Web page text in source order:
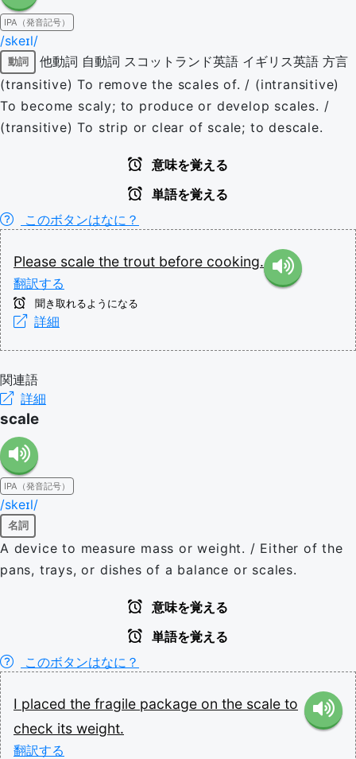
IPA（発音記号）
/skeɪl/
動詞 他動詞 自動詞 スコットランド英語 イギリス英語 方言
(transitive) To remove the scales of. / (intransitive)
To become scaly; to produce or develop scales. /
(transitive) To strip or clear of scale; to descale.
意味を覚える
単語を覚える
このボタンはなに？
Please scale the trout before cooking.
翻訳する
聞き取れるようになる
詳細
関連語
詳細
scale
IPA（発音記号）
/skeɪl/
名詞
A device to measure mass or weight. / Either of the
pans, trays, or dishes of a balance or scales.
意味を覚える
単語を覚える
このボタンはなに？
I placed the fragile package on the scale to
check its weight.
翻訳する